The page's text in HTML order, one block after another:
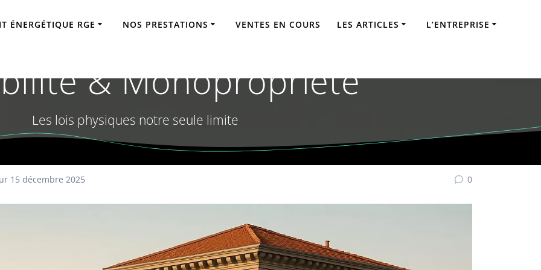
ÉNERGÉTIQUE RGE NOS PRESTATIONS VENTES EN COURS LES ARTICLES L’ENTREPRISE
Saint-Étienne (42) : Expert
& Monopropriété
Les lois physiques notre seule limite
15 décembre 2025 0